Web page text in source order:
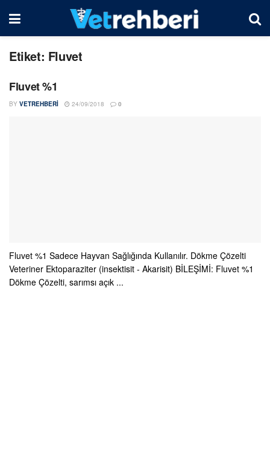
Etiket: Fluvet
Fluvet %1
BY VETREHBERI 24/09/2018 0
Fluvet %1 Sadece Hayvan Sağlığında Kullanılır. Dökme Çözelti
Veteriner Ektoparaziter (insektisit - Akarisit) BİLEŞİMİ: Fluvet %1
Dökme Çözelti, sarımsı açık ...